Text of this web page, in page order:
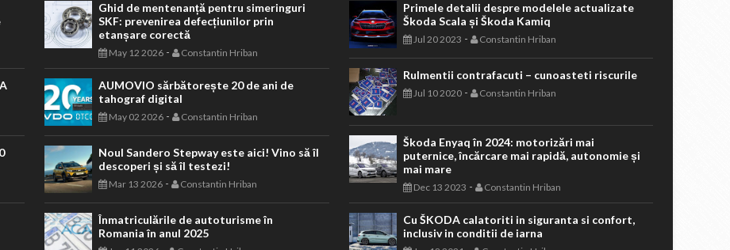
Ghid de mentenanță pentru simeringuri
SKF: prevenirea defecțiunilor prin
etanșare corectă
May 12 2026 - Constantin Hriban
AUMOVIO sărbătorește 20 de ani de
tahograf digital
May 02 2026 - Constantin Hriban
Noul Sandero Stepway este aici! Vino să îl
descoperi și să îl testezi!
Mar 13 2026 - Constantin Hriban
Înmatriculările de autoturisme în
Romania în anul 2025
Primele detalii despre modelele actualizate
Škoda Scala și Škoda Kamiq
Jul 20 2023 - Constantin Hriban
Rulmentii contrafacuti – cunoasteti riscurile
Jul 10 2020- Constantin Hriban
Škoda Enyaq în 2024: motorizări mai
puternice, încărcare mai rapidă, autonomie și
mai mare
Dec 13 2023 - Constantin Hriban
Cu ŠKODA calatoriti in siguranta si confort,
inclusiv in conditii de iarna